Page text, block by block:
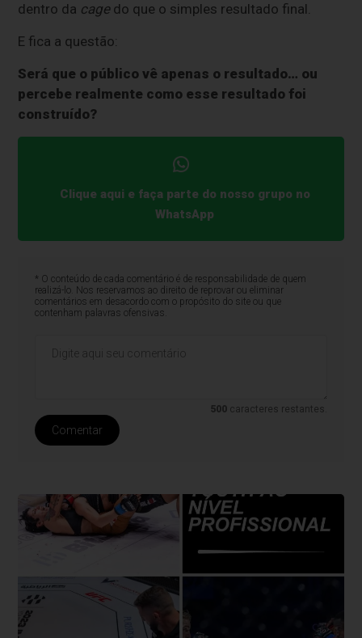
dentro da cagedo que o simples resultado final.
E fica a questão:
Será que o público vê apenas o resultado… ou
percebe realmente como esse resultado foi
construído?
Clique aqui e faça parte do nosso grupo no
WhatsApp
* O conteúdo de cada comentário é de responsabilidade de quem
realizá-lo. Nos reservamos ao direito de reprovar ou eliminar
comentários em desacordo com o propósito do site ou que
contenham palavras ofensivas.
500 caracteres restantes.
Comentar